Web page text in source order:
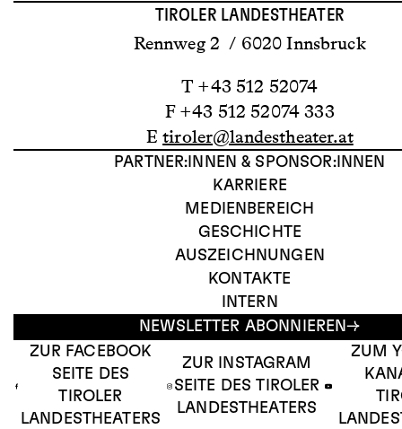
TIROLER LANDESTHEATER
Rennweg 2 / 6020 Innsbruck
T +43 512 52074
F +43 512 52074 333
Etiroler@landestheater.at
PARTNER:INNEN & SPONSOR:INNEN
KARRIERE
MEDIENBEREICH
GESCHICHTE
AUSZEICHNUNGEN
KONTAKTE
INTERN
NEWSLETTER ABONNIEREN
ZUR FACEBOOK
SEITE DES
TIROLER
LANDESTHEATERS
ZUR INSTAGRAM
SEITE DES TIROLER
LANDESTHEATERS
ZUM